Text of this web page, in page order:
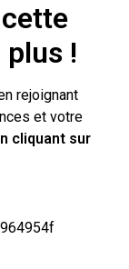
plus !
rejoignant
et votre
cliquant sur